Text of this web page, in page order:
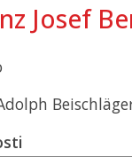
Josef